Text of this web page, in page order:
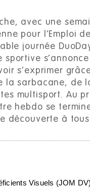
avec une
pour l’Emploi
journée
sportive
s’exprimer
la sarbacane, de
multisport. Au
hebdo se
découverte à
Visuels (JOM